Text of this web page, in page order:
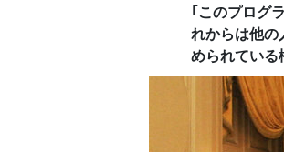
｢このプログ
れからは他の
められている